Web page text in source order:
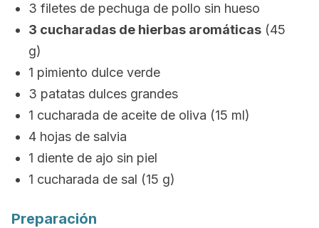
3 filetes de pechuga de pollo sin hueso
3 cucharadas de hierbas aromáticas (45
g)
1 pimiento dulce verde
3 patatas dulces grandes
1 cucharada de aceite de oliva (15 ml)
4 hojas de salvia
1 diente de ajo sin piel
1 cucharada de sal (15 g)
Preparación